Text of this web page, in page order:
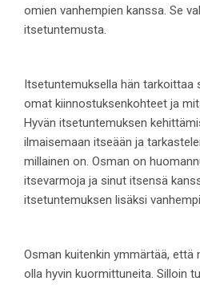
omien vanhempien kanssa. Se
itsetuntemusta.
Itsetuntemuksella hän tarkoittaa
omat kiinnostuksenkohteet ja
Hyvän itsetuntemuksen
ilmaisemaan itseään ja
millainen on. Osman on
itsevarmoja ja sinut itsensä
itsetuntemuksen lisäksi
Osman kuitenkin ymmärtää,
olla hyvin kuormittuneita. Silloin